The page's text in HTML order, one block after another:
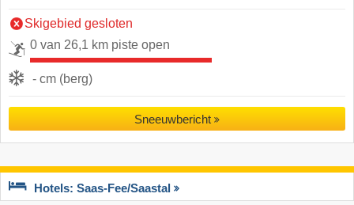
Skigebied gesloten
0 van 26,1 km piste open
- cm (berg)
Sneeuwbericht
Hotels: Saas-Fee/​Saastal